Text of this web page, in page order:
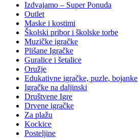
Izdvajamo – Super Ponuda
Outlet
Maske i kostimi
Školski pribor i školske torbe
Muzičke igračke
Plišane Igračke
Guralice i šetalice
Oružje
Edukativne igračke, puzle, bojanke
Igračke na daljinski
Društvene Igre
Drvene igračke
Za plažu
Kockice
Posteljine